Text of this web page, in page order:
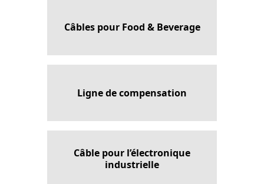
Câbles pour Food & Beverage
Ligne de compensation
Câble pour l’électronique
industrielle